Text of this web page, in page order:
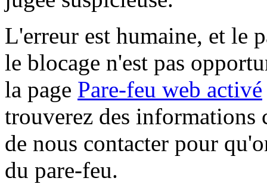
L'erreur est humaine, et le
le blocage n'est pas
la page Pare-feu web activé
trouverez des informations
de nous contacter pour
du pare-feu.